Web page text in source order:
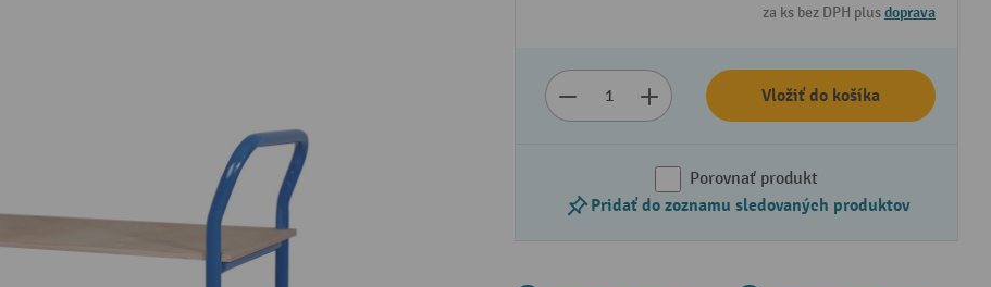
za ks bez DPH plusdoprava
Vložiť do košíka
Porovnať produkt
Pridať do zoznamu sledovaných produktov